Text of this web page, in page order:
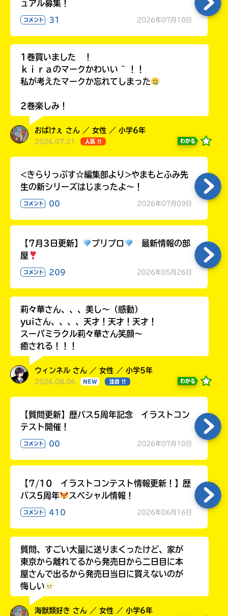
Loading
ュアル募集！
コメント 31 2026年07月10日
1巻買いました ！
ｋｉｒａのマークかわいい ~ ！！
私が考えたマークか忘れてしまった
2巻楽しみ！
おばけぇ さん ／ 女性 ／ 小学6年
2026.07.21 人気 !! わかる
<きらりっぷす☆編集部より>やまもとふみ先
生の新シリーズはじまったよ～！
コメント 00 2026年07月09日
【7月3日更新】 プリプロ
最新情報の部
屋
コメント 209 2026年05月26日
莉々華さん、、、美し〜（感動）
yuiさん、、、、天才！天才！天才！
スーパミラクル莉々華さん笑顔〜
癒される！！！
ウィンネル さん ／ 女性 ／ 小学5年
2026.08.06 NEW 注目 !! わかる
【質問更新】歴バス5周年記念 イラストコン
テスト開催！
コメント 00 2026年07月10日
【7/10 イラストコンテスト情報更新！】歴
バス5周年
スペシャル情報！
コメント 410 2026年06月16日
質問、すごい大量に送りまくったけど、家が
東京から離れてるから発売日から二日目に本
屋さんで出るから発売日当日に買えないのが
悔しい
海獣類好き さん ／ 女性 ／ 小学6年
え
力
内
ー
も
う
一
認
し
て